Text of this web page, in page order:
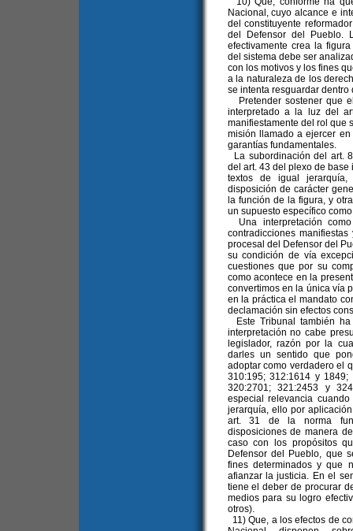
Nacional, cuyo alcance e
del constituyente
del Defensor del Pueblo.
efectivamente crea la
del sistema debe ser
con los motivos y los fines
a la naturaleza de los
se intenta resguardar dentro
Pretender sostener que
interpretado a la luz del
manifiestamente del rol que
misión llamado a ejercer
garantías fundamentales.
La subordinación del art.
del art. 43 del plexo de
textos de igual
disposición de carácter
la función de la figura, y
un supuesto específico
Una interpretación
contradicciones
procesal del Defensor del
su condición de vía
cuestiones que por su
como acontece en la
convertimos en la única vía
en la práctica el mandato
declamación sin efectos
Este Tribunal también
interpretación no cabe
legislador, razón por la
darles un sentido que
adoptar como verdadero el
310:195; 312:1614 y 1849;
320:2701; 321:2453 y
especial relevancia
jerarquía, ello por
art. 31 de la norma
disposiciones de manera
caso con los propósitos
Defensor del Pueblo, que
fines determinados y que
afianzar la justicia. En el
tiene el deber de procurar
medios para su logro
otros).
11) Que, a los efectos de